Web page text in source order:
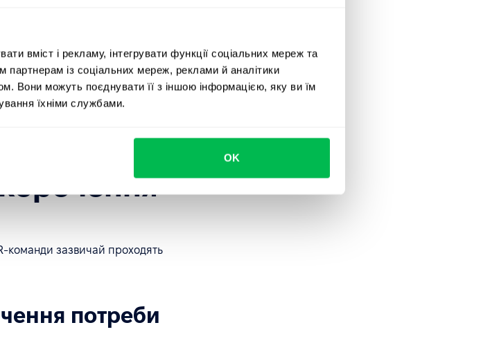
вміст і рекламу, інтегрувати функції соціальних мереж та
із соціальних мереж, реклами й аналітики
Вони можуть поєднувати її з іншою інформацією, яку ви їм
їхніми службами.
OK
посади. Після скорочення
діяти слід обережно та
найм відображає змінені
допустимим. Проблеми
у такому разі
Навіть за формального
втрат.
команди зазвичай проходять
потреби